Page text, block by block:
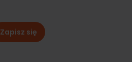
Zapisz się